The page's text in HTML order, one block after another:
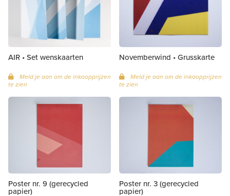
AIR • Set wenskaarten
Meld je aan om de inkoopprijzen
te zien
Novemberwind • Grusskarte
Meld je aan om de inkoopprijzen
te zien
Poster nr. 9 (gerecycled
papier)
Poster nr. 3 (gerecycled
papier)